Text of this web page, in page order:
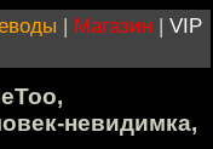
| Магазин | VIP
невидимка,